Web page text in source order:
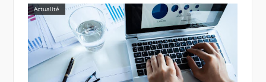
Actualité